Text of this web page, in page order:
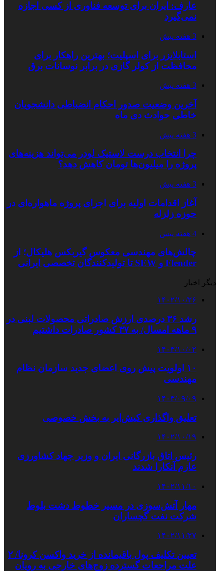
عارف: ایران برای توسعه فناوری از کسی اجازه
نمی‌گیرد
3 هفته پیش
استابلایزر برای اسپلیت؛ بهترین راهکار برای
محافظت از کولر گازی در برابر نوسانات برق
3 هفته پیش
آخرین وضعیت صدور احکام انضباطی دانشجویان
خاطی حوادث دی ماه
3 هفته پیش
چرا انتخاب درست لاستیک لودر می‌تواند هزینه‌های
پروژه را میلیون‌ها تومان کاهش دهد؟
3 هفته پیش
آغاز اقدامات اولیه برای اجرای پروژه ماهواره‌ای در
حوزه زلزله
4 هفته پیش
چالش‌های مهندسی معکوس گیربکس هلیکال؛ از
Flender و SEW تا تولیدکنندگان تخصصی ایرانی
دیگر اخبار
۱۴۰۲/۱۰/۲۶
رشد ۳۶ درصدی ارزش صادراتی محصولات لبنی در
۹ ماهه امسال/ به ۳۷ کشور صادرات داشتیم
۱۴۰۳/۱۰/۰۲
۱۰ اولویت پیش‌ روی اعضای جدید سازمان نظام
مهندسی
۱۴۰۳/۰۹/۰۹
تعلیق واگذاری کیش‌ایر به بخش خصوصی
۱۴۰۲/۱۰/۱۹
رئیس اتاق بازرگانی ایران و وزیر جهاد کشاورزی
عازم آنکارا شدند
۱۴۰۲/۱۱/۱۰
مهار آتش‌سوزی در مسیر خطوط دشت بلوط
شرکت نفت گچساران
۱۴۰۲/۱۱/۲۷
تعیین تکلیف پول باقیمانده از خرید واکسن کرونا/ ۲
علت مراجعات گسترده زوج‌های خارجی به رویان